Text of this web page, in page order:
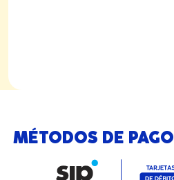
MÉTODOS DE PAGO